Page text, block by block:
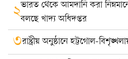
২ভারত থেকে আমদানি করা
বলছে খাদ্য অধিদপ্তর
৩রাষ্ট্রীয় অনুষ্ঠানে হট্টগোল-